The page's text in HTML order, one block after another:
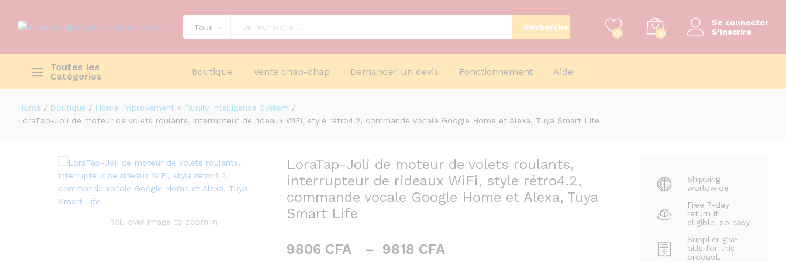
Tous Recherche
0 0
Se connecter
S'inscrire
Toutes les
Catégories
Boutique Vente chap-chap Demander un devis Fonctionnement Aide
Home / Boutique / Home Improvement / Family Intelligence System /
LoraTap-Joli de moteur de volets roulants, interrupteur de rideaux WiFi, style rétro4.2, commande vocale Google Home et Alexa, Tuya Smart Life
Roll over image to zoom in
LoraTap-Joli de moteur de volets roulants,
interrupteur de rideaux WiFi, style rétro4.2,
commande vocale Google Home et Alexa, Tuya
Smart Life
9806 CFA – 9818 CFA
Shipping
worldwide
Free 7-day
return if
eligible, so easy
Supplier give
bills for this
product.
LoraTap-Joli de moteur de volets roulants, interrupteur de rideaux WiFi, style rétro4.2,
9818CFA
Plage
prix :
9818 CFA
Ajouter au panier